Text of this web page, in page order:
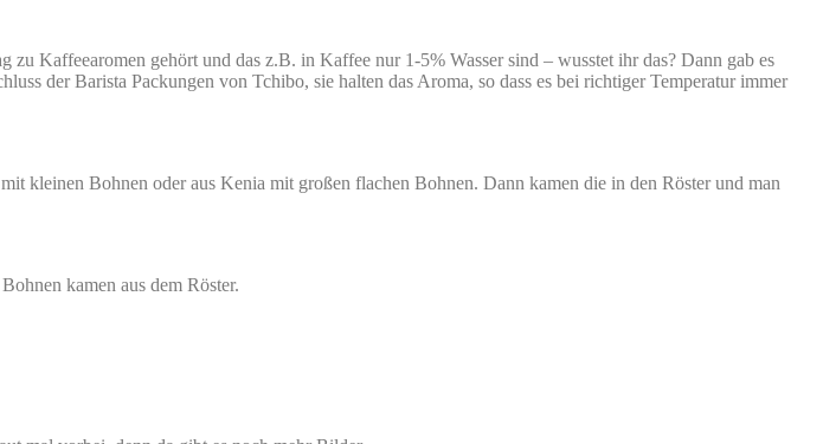
Kaffeearomen gehört und das z.B. in Kaffee nur 1-5% Wasser sind – wusstet ihr das? Dann gab es
der Barista Packungen von Tchibo, sie halten das Aroma, so dass es bei richtiger Temperatur immer
kleinen Bohnen oder aus Kenia mit großen flachen Bohnen. Dann kamen die in den Röster und man
kamen aus dem Röster.